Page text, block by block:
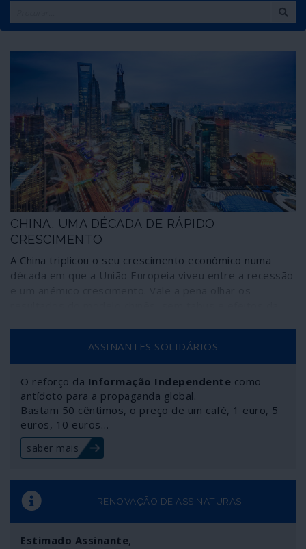
CHINA, UMA DÉCADA DE RÁPIDO
CRESCIMENTO
A China triplicou o seu crescimento económico numa
década em que a União Europeia viveu entre a recessão
ASSINANTES SOLIDÁRIOS
O reforço da Informação Independente como
antídoto para a propaganda global.
Bastam 50 cêntimos, o preço de um café, 1 euro, 5
euros, 10 euros…
saber mais
RENOVAÇÃO DE ASSINATURAS
Estimado Assinante,